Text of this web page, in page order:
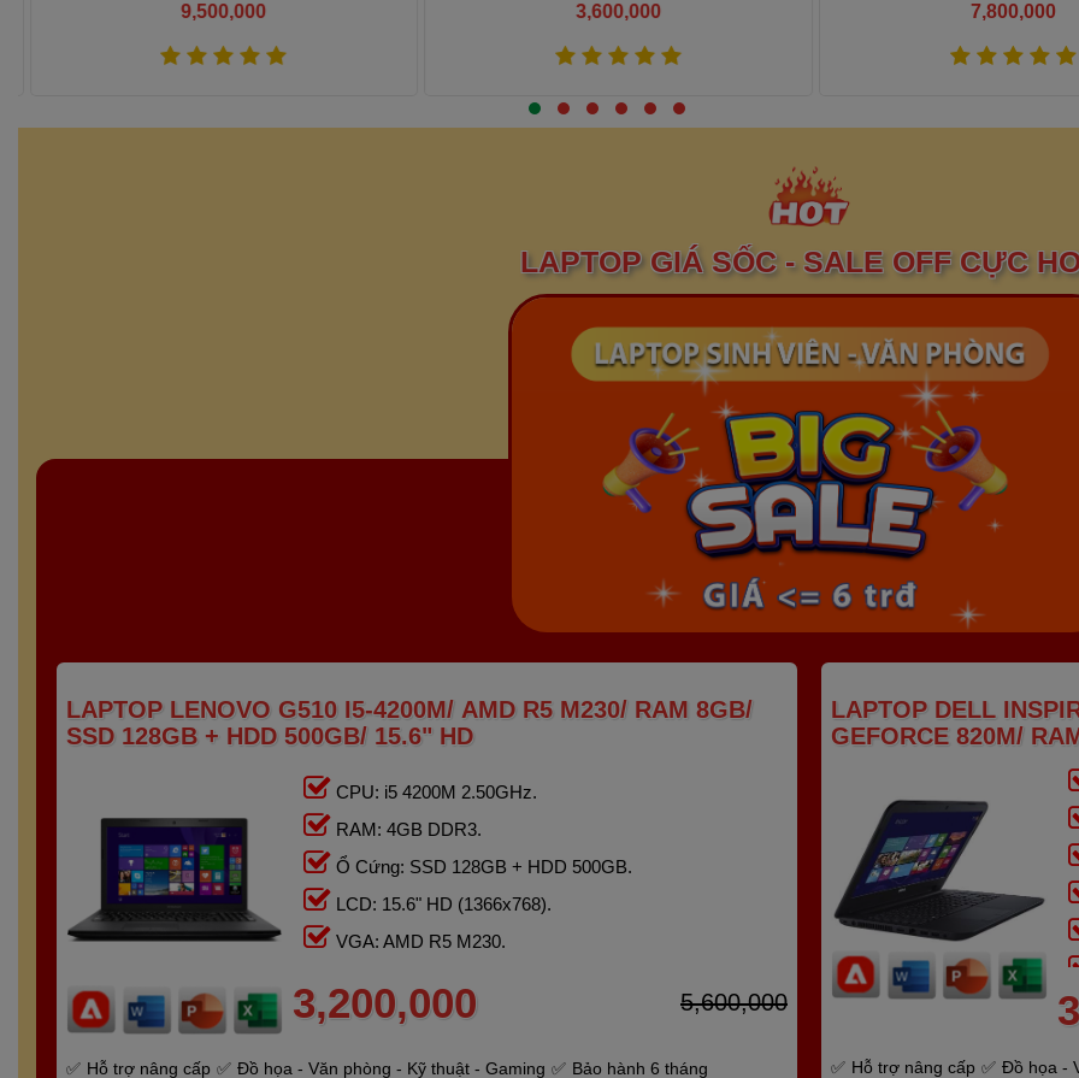
9,500,000
3,600,000
Xem thêm
7,800,000
LAPTOP GIÁ SỐC - SALE OFF CỰC
LAPTOP LENOVO G510 I5-4200M/ AMD R5 M230/ RAM 8GB/
SSD 128GB + HDD 500GB/ 15.6" HD
CPU: i5 4200M 2.50GHz.
RAM: 4GB DDR3.
Ổ Cứng: SSD 128GB + HDD 500GB.
LCD: 15.6" HD (1366x768).
VGA: AMD R5 M230.
3,200,000 5,600,000
Hỗ trợ nâng cấp Đồ họa - Văn phòng - Kỹ thuật - Gaming Bảo hành 6 tháng
LAPTOP DELL
GEFORCE 820M/
Hỗ trợ nâng cấp Đồ họa -